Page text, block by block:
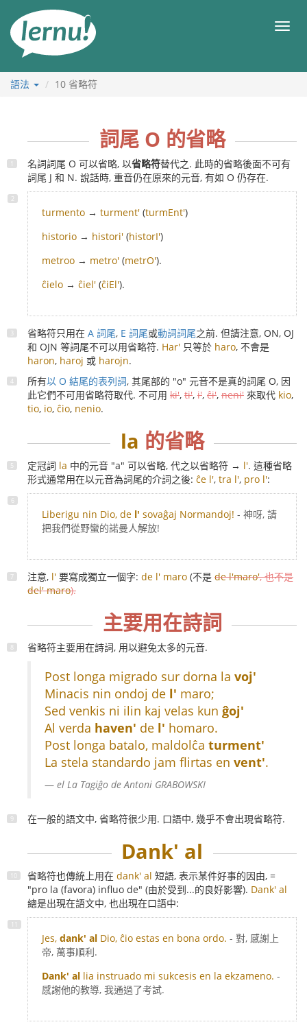
目
語法 10 省略符
詞尾 O 的省略
名詞詞尾 O 可以省略, 以省略符替代之. 此時的省略後面不可有
詞尾 J 和 N. 說話時, 重音仍在原來的元音, 有如 O 仍存在.
turmento → turment' (turmEnt')
historio → histori' (historI')
metroo → metro' (metrO').
ĉielo → ĉiel' (ĉiEl').
省略符只用在 A 詞尾, E 詞尾或動詞詞尾之前. 但請注意, ON, OJ
和 OJN 等詞尾不可以用省略符. Har' 只等於 haro, 不會是
haron, haroj 或 harojn.
所有以 O 結尾的表列詞, 其尾部的 "o" 元音不是真的詞尾 O, 因
此它們不可用省略符取代. 不可用 ki', ti', i', ĉi', neni' 來取代 kio,
tio, io, ĉio, nenio.
la 的省略
定冠詞 la 中的元音 "a" 可以省略, 代之以省略符 → l'. 這種省略
形式通常用在以元音為詞尾的介詞之後: ĉe l', tra l', pro l':
Liberigu nin Dio, de l' sovaĝaj Normandoj! - 神呀, 請
把我們從野蠻的諾曼人解放!
注意, l' 要寫成獨立一個字: de l' maro (不是 de l'maro', 也不是
del' maro).
主要用在詩詞
省略符主要用在詩詞, 用以避免太多的元音.
Post longa migrado sur dorna la voj'
Minacis nin ondoj de l' maro;
Sed venkis ni ilin kaj velas kun ĝoj'
Al verda haven' de l' homaro.
Post longa batalo, maldolĉa turment'
La stela standardo jam flirtas en vent'.
el La Tagiĝo de Antoni GRABOWSKI
在一般的語文中, 省略符很少用. 口語中, 幾乎不會出現省略符.
Dank' al
省略符也傳統上用在 dank' al 短語, 表示某件好事的因由, =
"pro la (favora) influo de" (由於受到...的良好影響). Dank' al
總是出現在語文中, 也出現在口語中:
Jes, dank' al Dio, ĉio estas en bona ordo. - 對, 感謝上
帝, 萬事順利.
Dank' al lia instruado mi sukcesis en la ekzameno. -
感謝他的教導, 我通過了考試.